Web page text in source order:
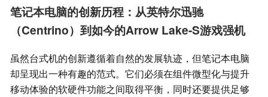
笔记本电脑的创新历程：从英特尔迅驰
（Centrino）到如今的Arrow Lake-S游戏强机
虽然台式机的创新遵循着自然的发展轨迹，但笔记本电脑
却呈现出一种有趣的范式。它们必须在组件微型化与提升
移动体验的软硬件功能之间取得平衡，同时还要提供足够